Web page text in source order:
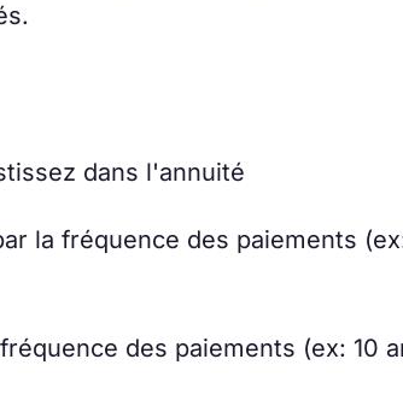
dans l'annuité
la fréquence des paiements
des paiements (ex: 10